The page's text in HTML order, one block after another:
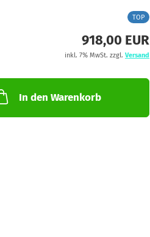
TOP
918,00 EUR
inkl. 7% MwSt. zzgl. Versand
In den Warenkorb